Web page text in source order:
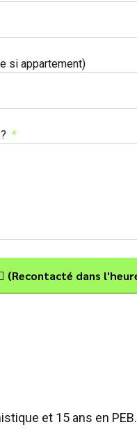
si appartement)
et 15 ans en PEB.